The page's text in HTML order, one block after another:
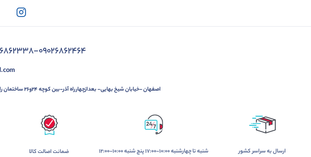
09026862464
اصفهان –خیابان شیخ بهایی- بعدازچهارراه آذر-بین کوچه 24و26 ساختمان رابین فروشگاه رهسام پلاک ۳۷۸
ارسال به سراسر کشور شنبه تا چهارشنبه 10:00-17:00 پنج شنبه 10:00-12:00 ضمانت اصالت کالا